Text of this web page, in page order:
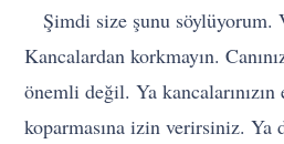
Şimdi size şunu söylüyorum.
Kancalardan korkmayın.
önemli değil. Ya
koparmasına izin verirsiniz. Ya